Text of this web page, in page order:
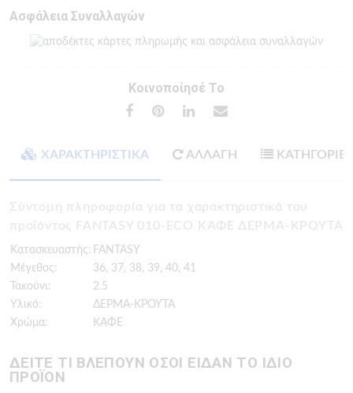
Ασφάλεια Συναλλαγών
Κοινοποίησέ Το
ΧΑΡΑΚΤΗΡΙΣΤΙΚΑ ΑΛΛΑΓΗ ΚΑΤΗΓΟΡΙΕΣ
Σύντομη πληροφορία για τα χαρακτηριστικά του
προϊόντος FANTASY 010-ECO ΚΑΦΕ ΔΕΡΜΑ-ΚΡΟΥΤΑ
Κατασκευαστής: FANTASY
Μέγεθος:
36, 37, 38, 39, 40, 41
Τακούνι:
2.5
Υλικό:
ΔΕΡΜΑ-ΚΡΟΥΤΑ
Χρώμα:
ΚΑΦΕ
ΔΕΙΤΕ ΤΙ ΒΛΕΠΟΥΝ ΟΣΟΙ ΕΙΔΑΝ ΤΟ ΙΔΙΟ
ΠΡΟΪΟΝ